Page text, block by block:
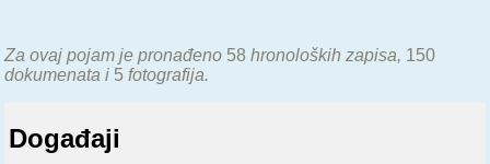
Za ovaj pojam je pronađeno 58 hronoloških zapisa, 150
dokumenata i 5 fotografija.
Događaji